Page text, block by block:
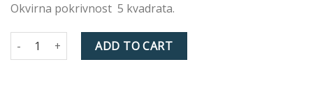
Okvirna pokrivnost 5 kvadrata.
Tapeta PARADISE 32-662 quantity
ADD TO CART